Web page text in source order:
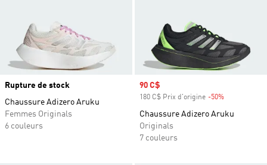
Rupture de stock
Chaussure Adizero Aruku
Femmes Originals
6 couleurs
Prix soldé
90 C$
180 C$ Prix d'origine -50%
Chaussure Adizero Aruku
Originals
7 couleurs